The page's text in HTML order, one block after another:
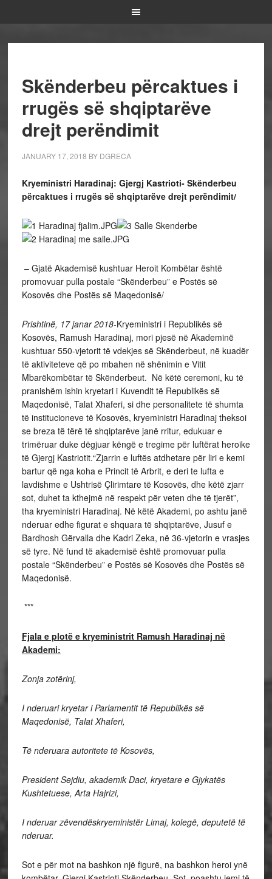
Skënderbeu përcaktues i
rrugës së shqiptarëve
drejt perëndimit
JANUARY 17, 2018 BY DGRECA
Kryeministri Haradinaj: Gjergj Kastrioti- Skënderbeu
përcaktues i rrugës së shqiptarëve drejt perëndimit/
– Gjatë Akademisë kushtuar Heroit Kombëtar është
promovuar pulla postale “Skënderbeu” e Postës së
Kosovës dhe Postës së Maqedonisë/
Prishtinë, 17 janar 2018-Kryeministri i Republikës së
Kosovës, Ramush Haradinaj, mori pjesë në Akademinë
kushtuar 550-vjetorit të vdekjes së Skënderbeut, në kuadër
të aktiviteteve që po mbahen në shënimin e Vitit
Mbarëkombëtar të Skënderbeut. Në këtë ceremoni, ku të
pranishëm ishin kryetari i Kuvendit të Republikës së
Maqedonisë, Talat Xhaferi, si dhe personalitete të shumta
të institucioneve të Kosovës, kryeministri Haradinaj theksoi
se breza të tërë të shqiptarëve janë rritur, edukuar e
trimëruar duke dëgjuar këngë e tregime për luftërat heroike
të Gjergj Kastriotit.“Zjarrin e luftës atdhetare për liri e kemi
bartur që nga koha e Princit të Arbrit, e deri te lufta e
lavdishme e Ushtrisë Çlirimtare të Kosovës, dhe këtë zjarr
sot, duhet ta kthejmë në respekt për veten dhe të tjerët”,
tha kryeministri Haradinaj. Në këtë Akademi, po ashtu janë
nderuar edhe figurat e shquara të shqiptarëve, Jusuf e
Bardhosh Gërvalla dhe Kadri Zeka, në 36-vjetorin e vrasjes
së tyre. Në fund të akademisë është promovuar pulla
postale “Skënderbeu” e Postës së Kosovës dhe Postës së
Maqedonisë.
***
Fjala e plotë e kryeministrit Ramush Haradinaj në
Akademi:
Zonja zotërinj,
I nderuari kryetar i Parlamentit të Republikës së
Maqedonisë, Talat Xhaferi,
Të nderuara autoritete të Kosovës,
President Sejdiu, akademik Daci, kryetare e Gjykatës
Kushtetuese, Arta Hajrizi,
I nderuar zëvendëskryeministër Limaj, kolegë, deputetë të
nderuar.
Sot e për mot na bashkon një figurë, na bashkon heroi ynë